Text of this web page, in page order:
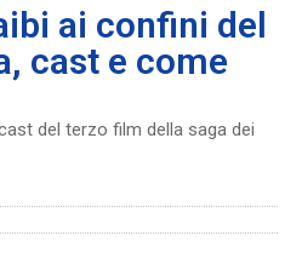
ai confini del
cast e come
del terzo film della saga dei